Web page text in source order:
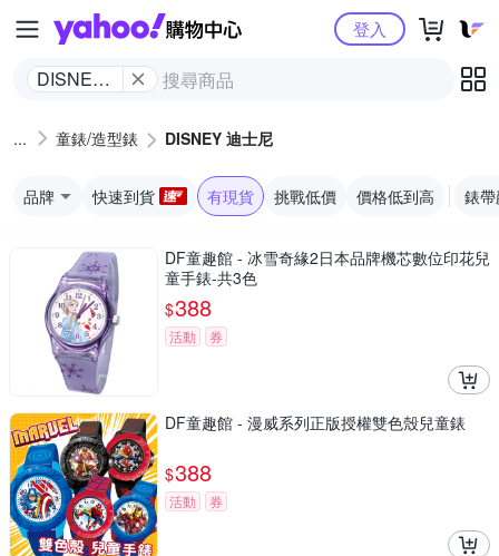
Yahoo購物中心
DISNEY
登入
童錶/造型錶 DISNEY 迪士尼
品牌 快速到貨 有現貨 挑戰低價 價格低到高 錶
DF童趣館 - 冰雪奇緣2日本品牌機芯數位印花兒
童手錶-共3色
$388
活動 券
DF童趣館 - 漫威系列正版授權雙色殼兒童錶
$388
活動 券